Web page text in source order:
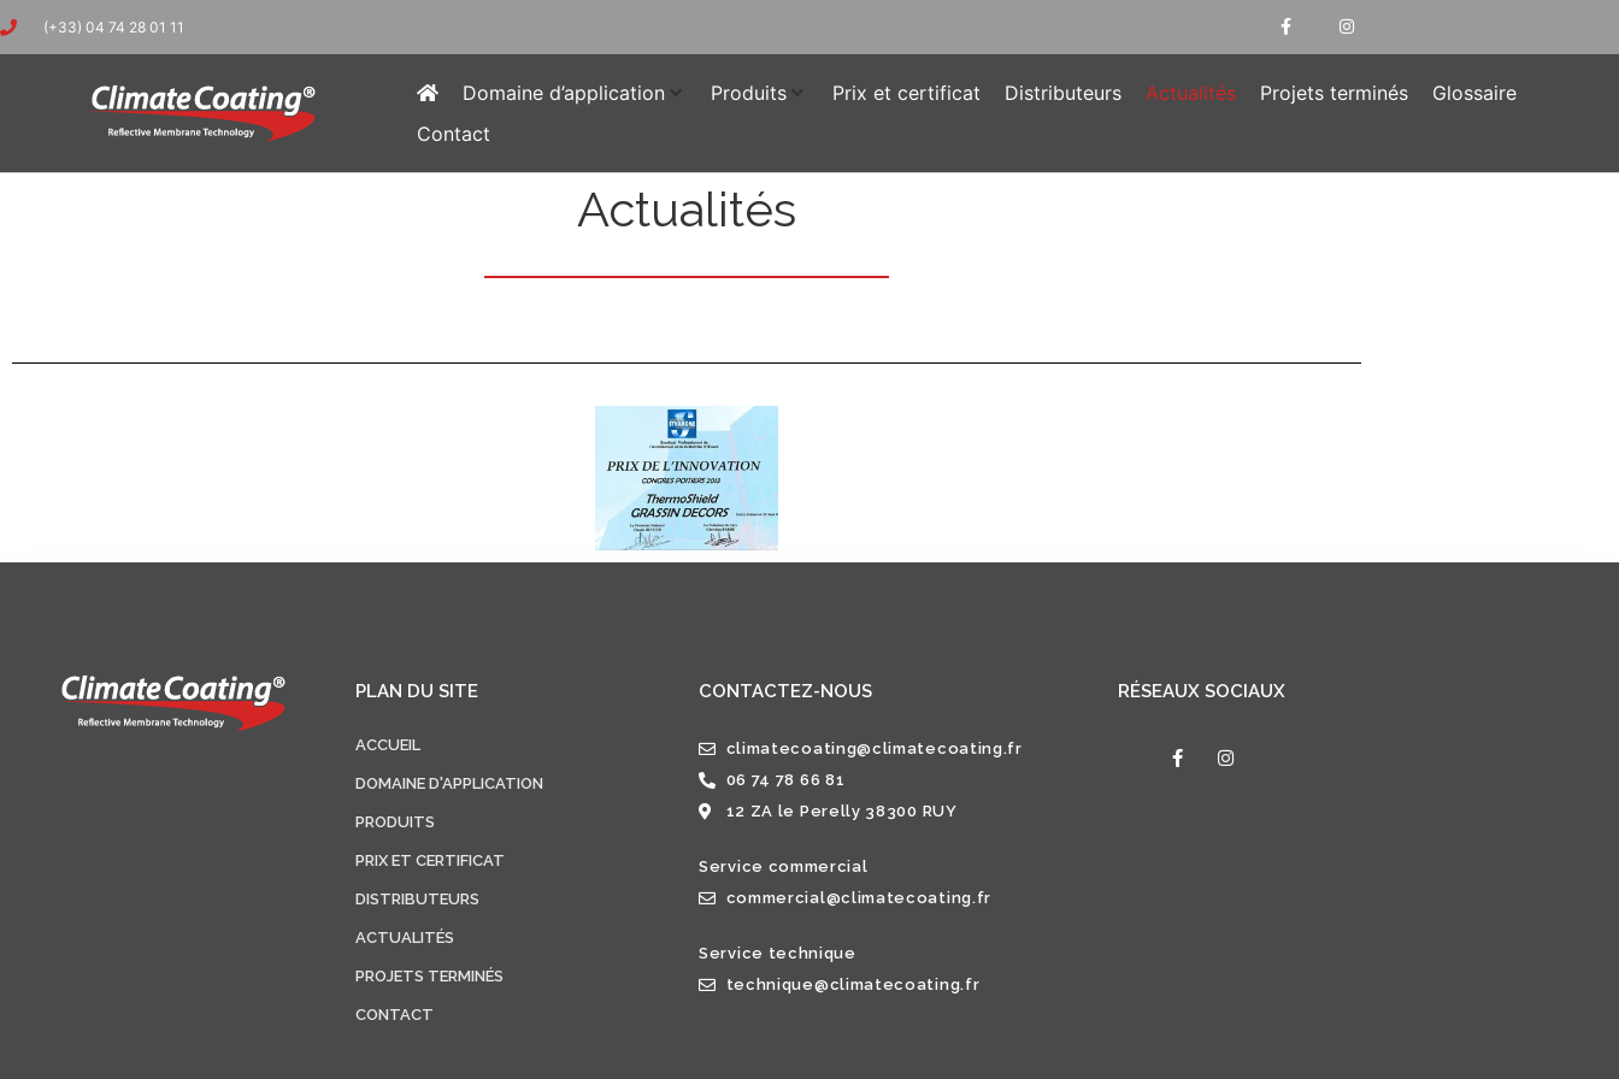
(+33) 04 74 28 01 11
Domaine d’application Produits Prix et certificat Distributeurs Actualités Projets terminés
Glossaire
Contact
Actualités
PLAN DU SITE
ACCUEIL
DOMAINE D'APPLICATION
PRODUITS
PRIX ET CERTIFICAT
DISTRIBUTEURS
ACTUALITÉS
PROJETS TERMINÉS
CONTACT
CONTACTEZ-NOUS
climatecoating@climatecoating.fr
06 74 78 66 81
12 ZA le Perelly 38300 RUY
Service commercial
commercial@climatecoating.fr
Service technique
technique@climatecoating.fr
RÉSEAUX SOCIAUX